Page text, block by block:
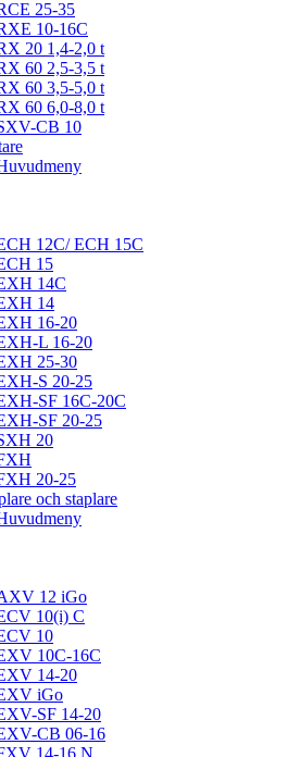
25-35
10-16C
20 1,4-2,0 t
60 2,5-3,5 t
60 3,5-5,0 t
60 6,0-8,0 t
CB 10
12C/ ECH 15C
15
14C
14
16-20
L 16-20
25-30
S 20-25
SF 16C-20C
SF 20-25
20
20-25
och staplare
12 iGo
10(i) C
10
10C-16C
14-20
iGo
SF 14-20
CB 06-16
14-16 N